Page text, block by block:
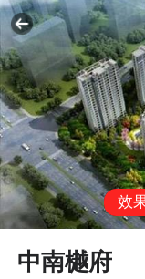
效
中南樾府